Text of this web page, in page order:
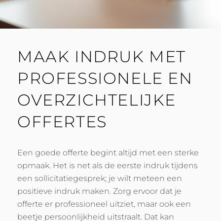
MAAK INDRUK MET
PROFESSIONELE EN
OVERZICHTELIJKE
OFFERTES
Een goede offerte begint altijd met een sterke
opmaak. Het is net als de eerste indruk tijdens
een sollicitatiegesprek; je wilt meteen een
positieve indruk maken. Zorg ervoor dat je
offerte er professioneel uitziet, maar ook een
beetje persoonlijkheid uitstraalt. Dat kan